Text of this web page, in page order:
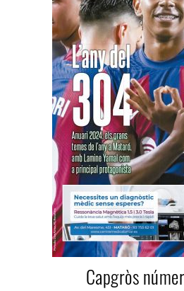
Capgròs